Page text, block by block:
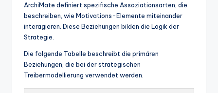
ArchiMate definiert spezifische Assoziationsarten, die
beschreiben, wie Motivations-Elemente miteinander
interagieren. Diese Beziehungen bilden die Logik der
Strategie.
Die folgende Tabelle beschreibt die primären
Beziehungen, die bei der strategischen
Treibermodellierung verwendet werden.